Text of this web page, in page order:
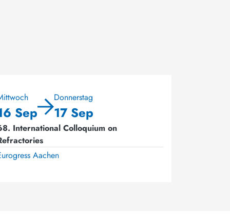
Sep
Donnerstag
17 Sep
International Colloquium on
Aachen